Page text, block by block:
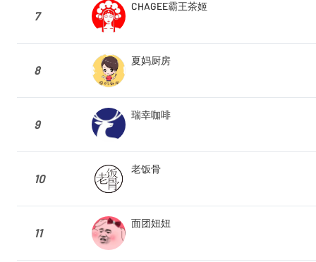
7
CHAGEE霸王茶姬
8
夏妈厨房
9
瑞幸咖啡
10
老饭骨
11
面团妞妞